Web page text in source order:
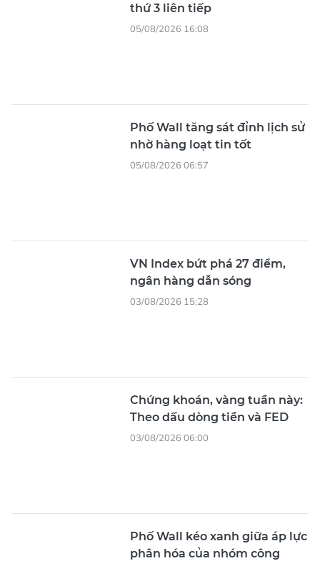
thứ 3 liên tiếp
05/08/2026 16:08
Phố Wall tăng sát đỉnh lịch sử
nhờ hàng loạt tin tốt
05/08/2026 06:57
VN Index bứt phá 27 điểm,
ngân hàng dẫn sóng
03/08/2026 15:28
Chứng khoán, vàng tuần này:
Theo dấu dòng tiền và FED
03/08/2026 06:00
Phố Wall kéo xanh giữa áp lực
phân hóa của nhóm công